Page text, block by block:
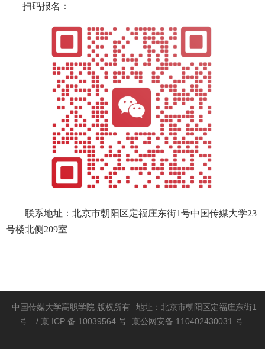
扫码报名：
联系地址：北京市朝阳区定福庄东街1号中国传媒大学23
号楼北侧209室
中国传媒大学高职学院 版权所有
地址：北京市朝阳区定福庄东街1
号
/ 京 ICP 备 10039564 号 京公网安备 110402430031 号